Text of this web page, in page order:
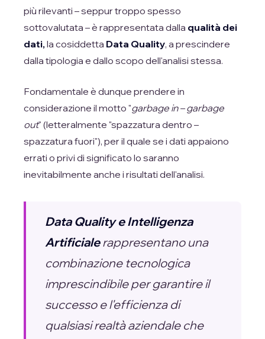
più rilevanti – seppur troppo spesso
sottovalutata – è rappresentata dalla qualità dei
dati,la cosiddetta Data Quality, a prescindere
dalla tipologia e dallo scopo dell'analisi stessa.
Fondamentale è dunque prendere in
considerazione il motto "garbage in – garbage
out" (letteralmente "spazzatura dentro –
spazzatura fuori"), per il quale se i dati appaiono
errati o privi di significato lo saranno
inevitabilmente anche i risultati dell'analisi.
Data Quality e Intelligenza
Artificialerappresentano una
combinazione tecnologica
imprescindibile per garantire il
successo e l'efficienza di
qualsiasi realtà aziendale che